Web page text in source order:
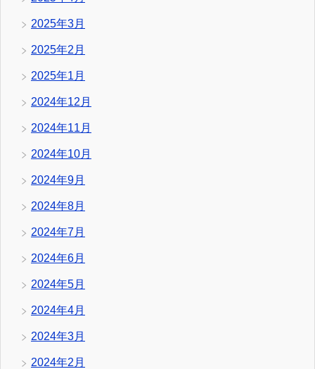
2025年3月
2025年2月
2025年1月
2024年12月
2024年11月
2024年10月
2024年9月
2024年8月
2024年7月
2024年6月
2024年5月
2024年4月
2024年3月
2024年2月